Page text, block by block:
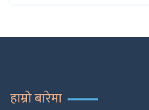
हाम्रो बारेमा